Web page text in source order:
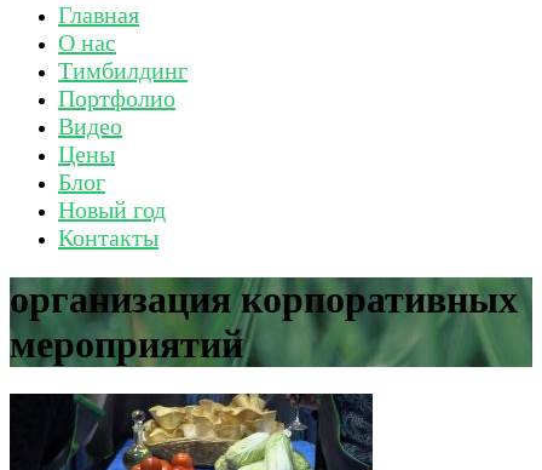
Главная
О нас
Тимбилдинг
Портфолио
Видео
Цены
Блог
Новый год
Контакты
организация корпоративных
мероприятий